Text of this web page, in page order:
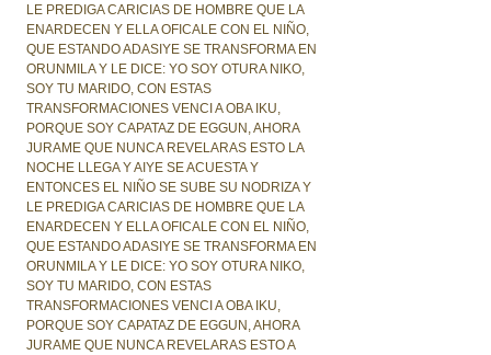
LE PREDIGA CARICIAS DE HOMBRE QUE LA
ENARDECEN Y ELLA OFICALE CON EL NIÑO,
QUE ESTANDO ADASIYE SE TRANSFORMA EN
ORUNMILA Y LE DICE: YO SOY OTURA NIKO,
SOY TU MARIDO, CON ESTAS
TRANSFORMACIONES VENCI A OBA IKU,
PORQUE SOY CAPATAZ DE EGGUN, AHORA
JURAME QUE NUNCA REVELARAS ESTO LA
NOCHE LLEGA Y AIYE SE ACUESTA Y
ENTONCES EL NIÑO SE SUBE SU NODRIZA Y
LE PREDIGA CARICIAS DE HOMBRE QUE LA
ENARDECEN Y ELLA OFICALE CON EL NIÑO,
QUE ESTANDO ADASIYE SE TRANSFORMA EN
ORUNMILA Y LE DICE: YO SOY OTURA NIKO,
SOY TU MARIDO, CON ESTAS
TRANSFORMACIONES VENCI A OBA IKU,
PORQUE SOY CAPATAZ DE EGGUN, AHORA
JURAME QUE NUNCA REVELARAS ESTO A